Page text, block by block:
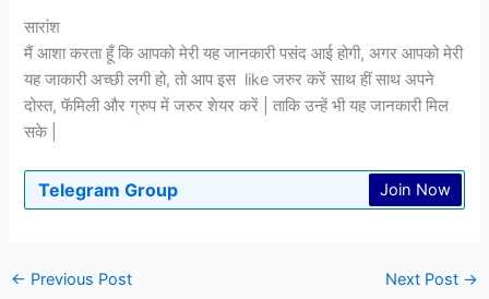
सारांश
मैं आशा करता हूँ कि आपको मेरी यह जानकारी पसंद आई होगी, अगर आपको मेरी
यह जाकारी अच्छी लगी हो, तो आप इस like जरुर करें साथ हीं साथ अपने
दोस्त, फॅमिली और ग्रुप में जरुर शेयर करें | ताकि उन्हें भी यह जानकारी मिल
सके |
Telegram Group Join Now
← Previous Post Next Post →